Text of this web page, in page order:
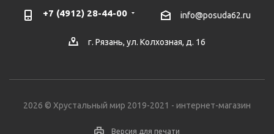
+7 (4912) 28-44-00 info@posuda62.ru
г. Рязань, ул. Колхозная, д. 16
2026 © Хрустальный мир 2019-2021 - интернет-магазин
Версия для печати